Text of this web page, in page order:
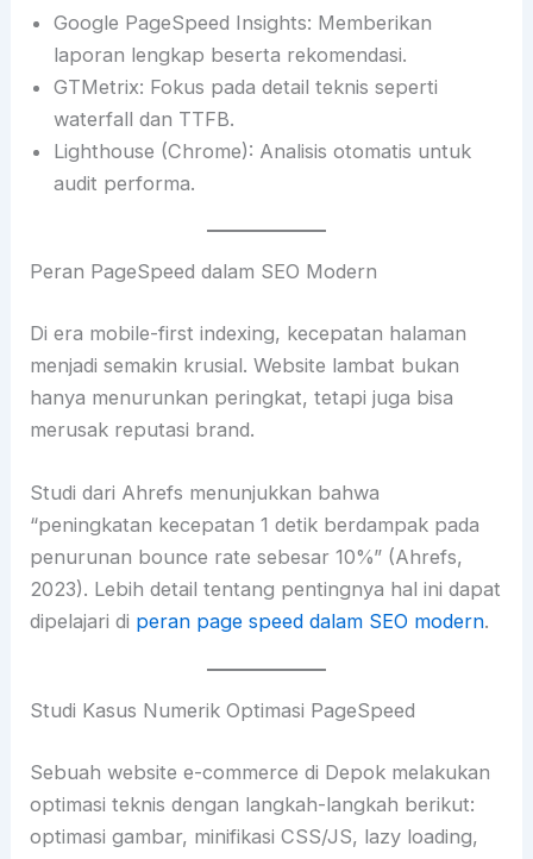
Google PageSpeed Insights: Memberikan
laporan lengkap beserta rekomendasi.
GTMetrix: Fokus pada detail teknis seperti
waterfall dan TTFB.
Lighthouse (Chrome): Analisis otomatis untuk
audit performa.
Peran PageSpeed dalam SEO Modern
Di era mobile-first indexing, kecepatan halaman
menjadi semakin krusial. Website lambat bukan
hanya menurunkan peringkat, tetapi juga bisa
merusak reputasi brand.
Studi dari Ahrefs menunjukkan bahwa
“peningkatan kecepatan 1 detik berdampak pada
penurunan bounce rate sebesar 10%” (Ahrefs,
2023). Lebih detail tentang pentingnya hal ini dapat
dipelajari di peran page speed dalam SEO modern.
Studi Kasus Numerik Optimasi PageSpeed
Sebuah website e-commerce di Depok melakukan
optimasi teknis dengan langkah-langkah berikut:
optimasi gambar, minifikasi CSS/JS, lazy loading,